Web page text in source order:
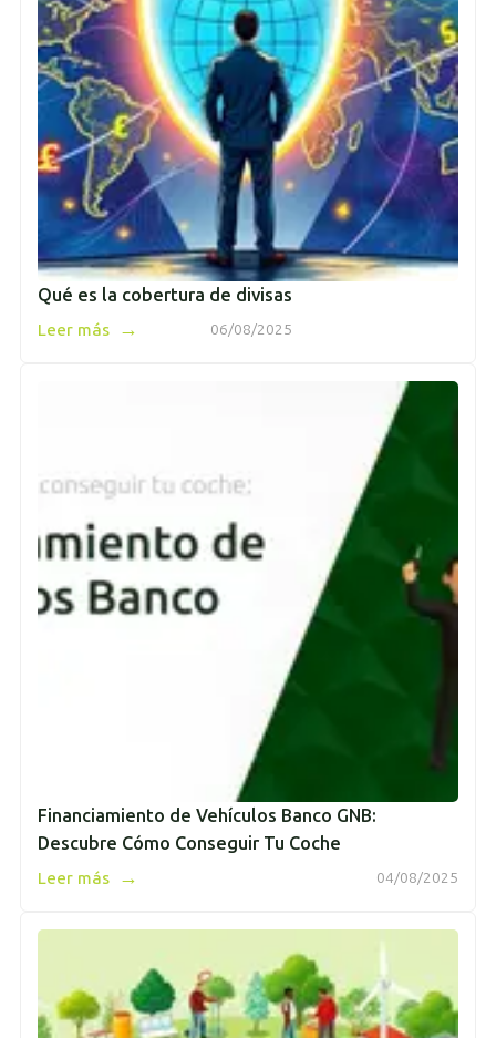
Qué es la cobertura de divisas
06/08/2025
Leer más →
Financiamiento de Vehículos Banco GNB:
Descubre Cómo Conseguir Tu Coche
04/08/2025
Leer más →